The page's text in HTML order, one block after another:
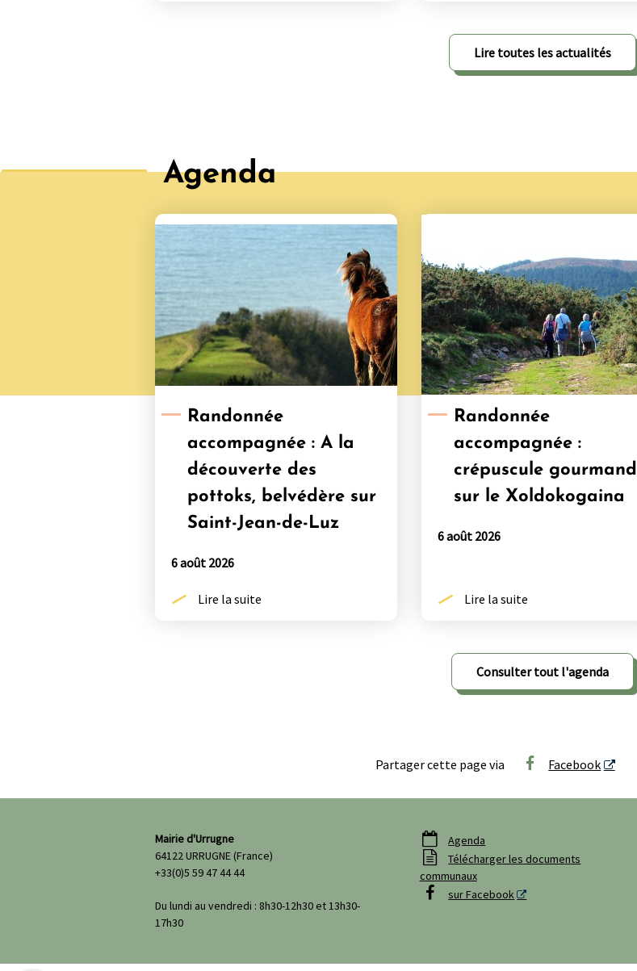
Lire toutes les actualités
Agenda
Randonnée
accompagnée : A la
découverte des
pottoks, belvédère sur
Saint-Jean-de-Luz
6 août 2026
Lire la suite
Randonnée
accompagnée :
crépuscule gourmand
sur le Xoldokogaina
6 août 2026
Lire la suite
Consulter tout l'agenda
Partager cette page via Facebook
Mairie d'Urrugne
64122 URRUGNE (France)
+33(0)5 59 47 44 44
Du lundi au vendredi : 8h30-12h30 et 13h30-
17h30
 Agenda

Télécharger les documents
communaux
 sur Facebook